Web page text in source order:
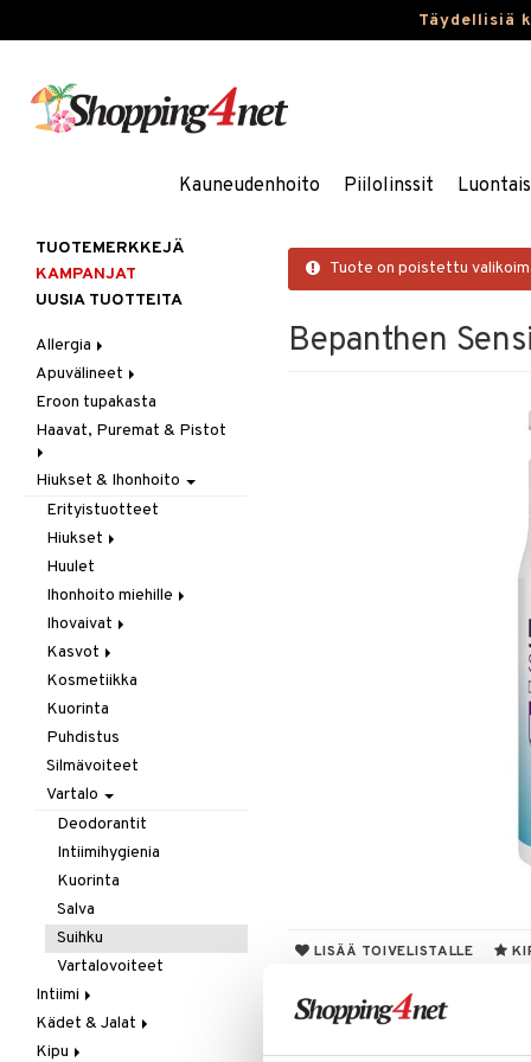
Täydellisiä
Kauneudenhoito Piilolinssit
Tuote on poistettu
Bepanthen
LISÄÄ TOIVELISTALLE
Tuotetieto
Bepanthen®SensiControl on
TUOTEMERKKEJÄ
KAMPANJAT
UUSIA TUOTTEITA
Allergia
Nenäsuihkeet
Silmätipat
Apuvälineet
Hygienia
Kävely & Seisominen
Saa kiinni & Ylety
Eroon tupakasta
Haavat, Puremat & Pistot
Ensiapu
Haavat
Laastarit & Teipit
Puremat / Pistokset
Verenvuoto
Hiukset & Ihonhoito
Erityistuotteet
Hiukset
Hilse
Hiusten oheneminen
Karvojen poisto
Shamppoo & Hoitoaine
Hoitoaine
Shamppoo
Täit
Huulet
Ihonhoito miehille
Parranajo / Sheivaus
Puhdistus
Ihovaivat
Akne
Ekseema
Kuiva iho
Ongelmaiho
Kasvot
Akne
Kasvovoiteet
Herkkä iho
Kuiva iho
Normaali iho
Rasvainen iho
Ongelmaiho
Kosmetiikka
Kuorinta
Puhdistus
Silmävoiteet
Vartalo
Deodorantit
Intiimihygienia
Kuorinta
Salva
Suihku
Vartalovoiteet
Intiimi
Ehkäisyvälineet
Inkontinenssi
Kädet & Jalat
Jalkojen hoito
Kipu